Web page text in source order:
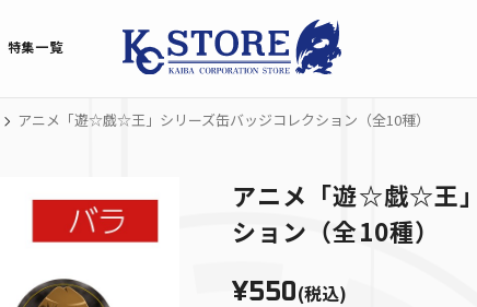
特集一覧
アニメ「遊☆戯☆王」シリーズ缶バッジコレクション（全10種）
アニメ「遊☆戯☆王
ション（全10種）
¥550(税込)